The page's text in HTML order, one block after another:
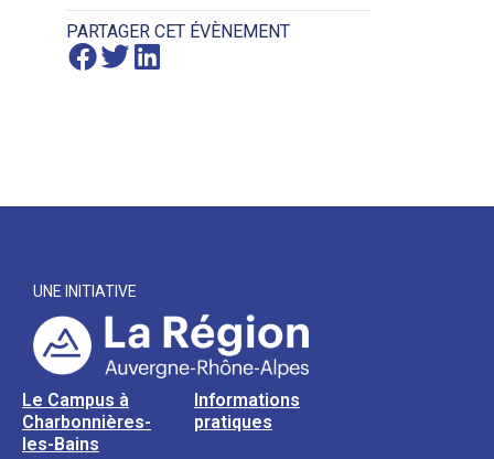
PARTAGER CET ÉVÈNEMENT
UNE INITIATIVE
Le Campus à
Charbonnières-
les-Bains
Informations
pratiques